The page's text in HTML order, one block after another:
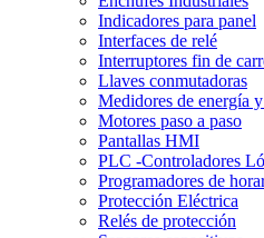
Indicadores para panel
Interfaces de relé
Interruptores fin de
Llaves conmutadoras
Medidores de energía
Motores paso a paso
Pantallas HMI
PLC -Controladores
Programadores de
Protección Eléctrica
Relés de protección